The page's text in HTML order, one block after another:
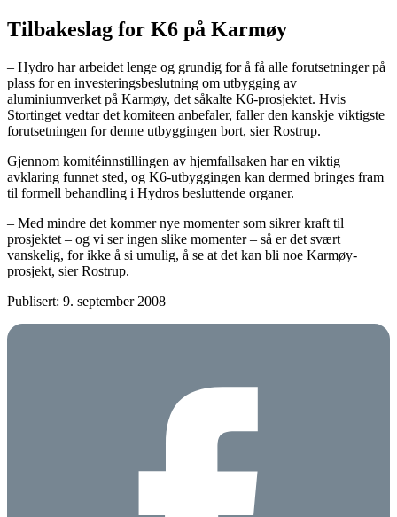
Tilbakeslag for K6 på Karmøy
– Hydro har arbeidet lenge og grundig for å få alle forutsetninger på
plass for en investeringsbeslutning om utbygging av
aluminiumverket på Karmøy, det såkalte K6-prosjektet. Hvis
Stortinget vedtar det komiteen anbefaler, faller den kanskje viktigste
forutsetningen for denne utbyggingen bort, sier Rostrup.
Gjennom komitéinnstillingen av hjemfallsaken har en viktig
avklaring funnet sted, og K6-utbyggingen kan dermed bringes fram
til formell behandling i Hydros besluttende organer.
– Med mindre det kommer nye momenter som sikrer kraft til
prosjektet – og vi ser ingen slike momenter – så er det svært
vanskelig, for ikke å si umulig, å se at det kan bli noe Karmøy-
prosjekt, sier Rostrup.
Publisert: 9. september 2008